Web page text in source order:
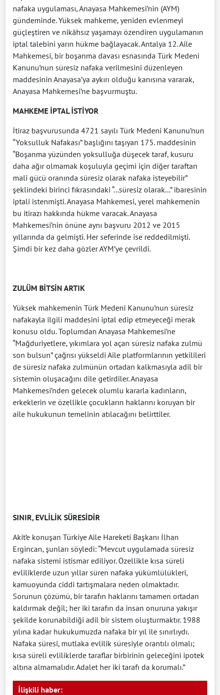
nafaka uygulaması, Anayasa Mahkemesi’nin (AYM)
gündeminde. Yüksek mahkeme, yeniden evlenmeyi
güçleştiren ve nikâhsız yaşamayı özendiren uygulamanın
iptal talebini yarın hükme bağlayacak. Antalya 12. Aile
Mahkemesi, bir boşanma davası esnasında Türk Medeni
Kanunu’nun süresiz nafaka verilmesini düzenleyen
maddesinin Anayasa’ya aykırı olduğu kanısına vararak,
Anayasa Mahkemesi’ne başvurmuştu.
MAHKEME İPTAL İSTİYOR
İtiraz başvurusunda 4721 sayılı Türk Medeni Kanunu’nun
“Yoksulluk Nafakası” başlığını taşıyan 175. maddesinin
“Boşanma yüzünden yoksulluğa düşecek taraf, kusuru
daha ağır olmamak koşuluyla geçimi için diğer taraftan
malî gücü oranında süresiz olarak nafaka isteyebilir”
şeklindeki birinci fıkrasındaki “...süresiz olarak...” ibaresinin
iptali istenmişti. Anayasa Mahkemesi, yerel mahkemenin
bu itirazı hakkında hükme varacak. Anayasa
Mahkemesi’nin önüne aynı başvuru 2012 ve 2015
yıllarında da gelmişti. Her seferinde ise reddedilmişti.
Şimdi bir kez daha gözler AYM’ye çevrildi.
ZULÜM BİTSİN ARTIK
Yüksek mahkemenin Türk Medeni Kanunu’nun süresiz
nafakayla ilgili maddesini iptal edip etmeyeceği merak
konusu oldu. Toplumdan Anayasa Mahkemesi’ne
“Mağduriyetlere, yıkımlara yol açan süresiz nafaka zulmü
son bulsun” çağrısı yükseldi Aile platformlarının yetkilileri
de süresiz nafaka zulmünün ortadan kalkmasıyla adil bir
sistemin oluşacağını dile getirdiler. Anayasa
Mahkemesi’nden gelecek olumlu kararla kadınların,
erkeklerin ve özellikle çocukların haklarını koruyan bir
aile hukukunun temelinin atılacağını belirttiler.
SINIR, EVLİLİK SÜRESİDİR
Akit’e konuşan Türkiye Aile Hareketi Başkanı İlhan
Ergincan, şunları söyledi: “Mevcut uygulamada süresiz
nafaka sistemi istismar ediliyor. Özellikle kısa süreli
evliliklerde uzun yıllar süren nafaka yükümlülükleri,
kamuoyunda ciddi tartışmalara neden olmaktadır.
Sorunun çözümü, bir tarafın haklarını tamamen ortadan
kaldırmak değil; her iki tarafın da insan onuruna yakışır
şekilde korunabildiği adil bir sistem oluşturmaktır. 1988
yılına kadar hukukumuzda nafaka bir yıl ile sınırlıydı.
Nafaka süresi, mutlaka evlilik süresiyle orantılı olmalı;
kısa süreli evliliklerde taraflar birbirinin geleceğini ipotek
altına almamalıdır. Adalet her iki tarafı da korumalı.”
İlişkili haber: